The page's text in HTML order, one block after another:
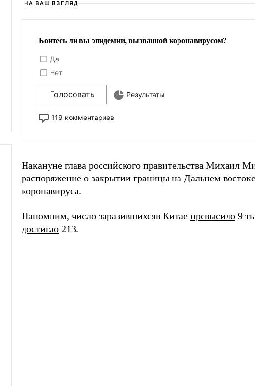
НА ВАШ ВЗГЛЯД
Боитесь ли вы эпидемии, вызванной коронавирусом?
Да
Нет
Голосовать Результаты
119 комментариев
Накануне глава российского правительства Михаил
распоряжение о закрытии границы на Дальнем
коронавируса.
Напомним, число заразившихсяв Китае превысило 9
достигло 213.